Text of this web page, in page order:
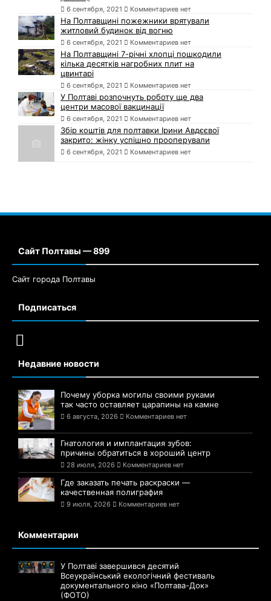
6 сентября, 2021 Комментариев нет
На Полтавщині пожежники врятували
житловий будинок від вогню
6 сентября, 2021 Комментариев нет
На Полтавщині 7-річні хлопці пошкодили
кілька десятків нагробних плит на
цвинтарі
6 сентября, 2021 Комментариев нет
У Полтаві розпочнуть роботу ще два
центри масової вакцинації
6 сентября, 2021 Комментариев нет
Збір коштів для полтавки Ірини Авдєєвої
закрито: жінку успішно прооперували
6 сентября, 2021 Комментариев нет
Сайт Полтавы — 899
Сайт города Полтавы
Подписаться
Недавние новости
Почему уборка могилы своими руками
так часто оставляет царапины на камне
6 августа, 2026 Комментариев нет
Гнатология и имплантация зубов:
причины обратиться в хороший центр
28 июля, 2026 Комментариев нет
Где заказать печать раскраски —
качественная полиграфия
9 июля, 2026 Комментариев нет
Комментарии
У Полтаві завершився десятий
Всеукраїнський екологічний фестиваль
документального кіно «Полтава-Док»
(ФОТО)